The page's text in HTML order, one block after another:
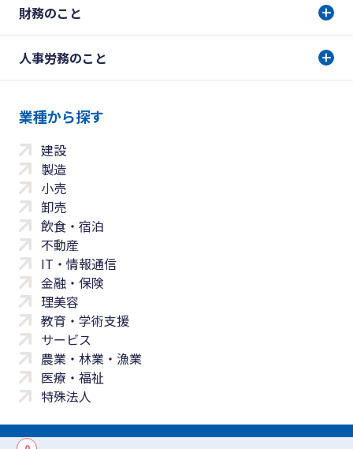
財務のこと
人事労務のこと
業種から探す
建設
製造
小売
卸売
飲食・宿泊
不動産
IT・情報通信
金融・保険
理美容
教育・学術支援
サービス
農業・林業・漁業
医療・福祉
特殊法人